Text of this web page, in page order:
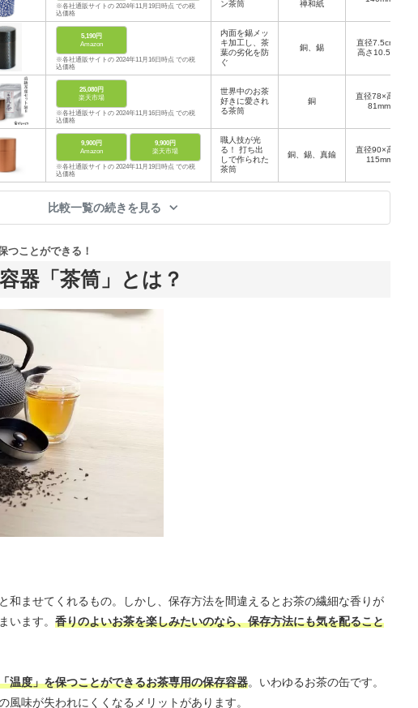
※各社通販サイトの 2024年11月19日時点 での税
込価格
ン茶筒
禅和紙
5,190円
Amazon
※各社通販サイトの 2024年11月16日時点 での税
込価格
内面を錫メッ
キ加工し、茶
葉の劣化を防
ぐ
銅、錫
直径7.5cm ×
高さ10.5cm
25,080円
楽天市場
※各社通販サイトの 2024年11月16日時点 での税
込価格
世界中のお茶
好きに愛され
る茶筒
銅
直径78×高さ
81mm
9,900円
Amazon
9,900円
楽天市場
※各社通販サイトの 2024年11月19日時点 での税
込価格
職人技が光
る！ 打ち出
しで作られた
茶筒
銅、錫、真鍮
直径90×高さ
115mm
比較一覧の続きを見る
器「茶筒」とは？
つことができる！
和ませてくれるもの。しかし、保存方法を間違えるとお茶の繊細な香りが
います。 香りのよいお茶を楽しみたいのなら、保存方法にも気を配ること
温度」を保つことができるお茶専用の保存容器。いわゆるお茶の缶です。
風味が失われにくくなるメリットがあります。